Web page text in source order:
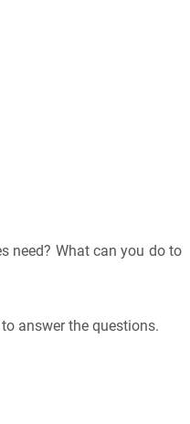
need? What can you do to
answer the questions.